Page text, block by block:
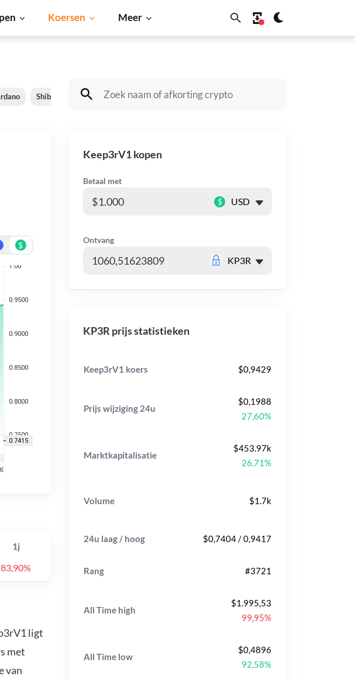
Koersen Meer
Shiba Inu Dogecoin Solana BNB
$
1j
83,90%
ligt
met
van
Keep3rV1 kopen
Betaal met
$
Ontvang
KP3R prijs statistieken
Keep3rV1 koers $0,9429
Prijs wijziging 24u
$0,1988
27,60%
Marktkapitalisatie
$453.97k
26,71%
Volume $1.7k
24u laag / hoog $0,7404 / 0,9417
Rang #3721
All Time high
$1.995,53
99,95%
All Time low
$0,4896
92,58%